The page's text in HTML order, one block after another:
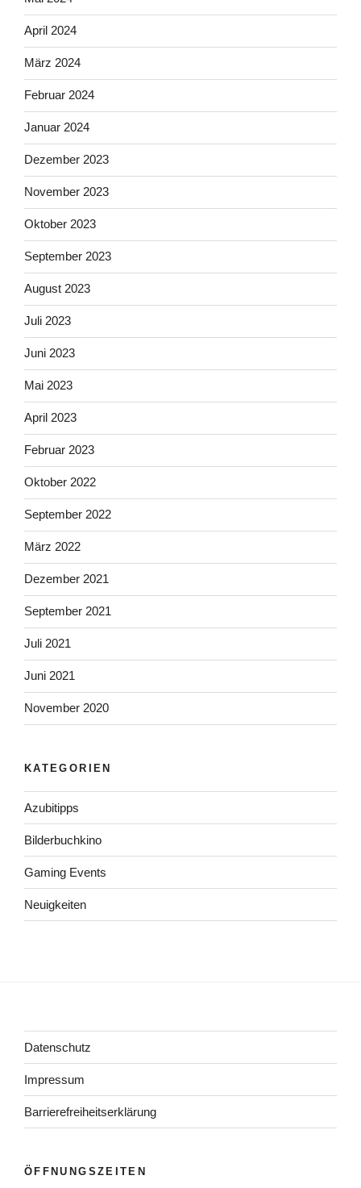
April 2024
März 2024
Februar 2024
Januar 2024
Dezember 2023
November 2023
Oktober 2023
September 2023
August 2023
Juli 2023
Juni 2023
Mai 2023
April 2023
Februar 2023
Oktober 2022
September 2022
März 2022
Dezember 2021
September 2021
Juli 2021
Juni 2021
November 2020
KATEGORIEN
Azubitipps
Bilderbuchkino
Gaming Events
Neuigkeiten
Datenschutz
Impressum
Barrierefreiheitserklärung
ÖFFNUNGSZEITEN